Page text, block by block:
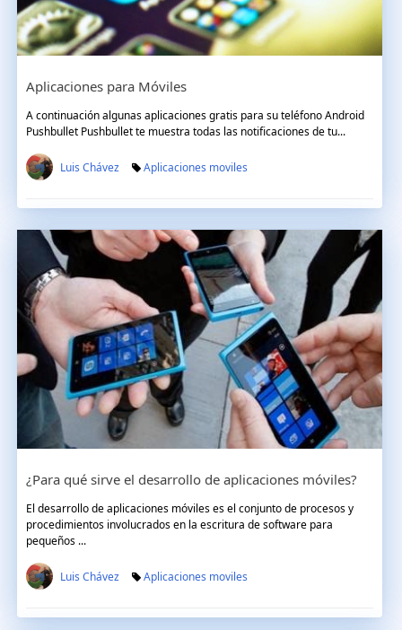
Aplicaciones para Móviles
A continuación algunas aplicaciones gratis para su teléfono Android
Pushbullet Pushbullet te muestra todas las notificaciones de tu...
Luis Chávez Aplicaciones moviles
¿Para qué sirve el desarrollo de aplicaciones móviles?
El desarrollo de aplicaciones móviles es el conjunto de procesos y
procedimientos involucrados en la escritura de software para
pequeños ...
Luis Chávez Aplicaciones moviles